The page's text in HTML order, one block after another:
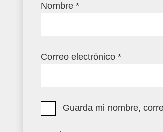
Nombre *
Correo electrónico *
Guarda mi nombre,